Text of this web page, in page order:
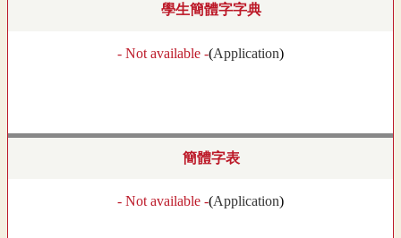
學生簡體字字典
- Not available -(Application)
簡體字表
- Not available -(Application)